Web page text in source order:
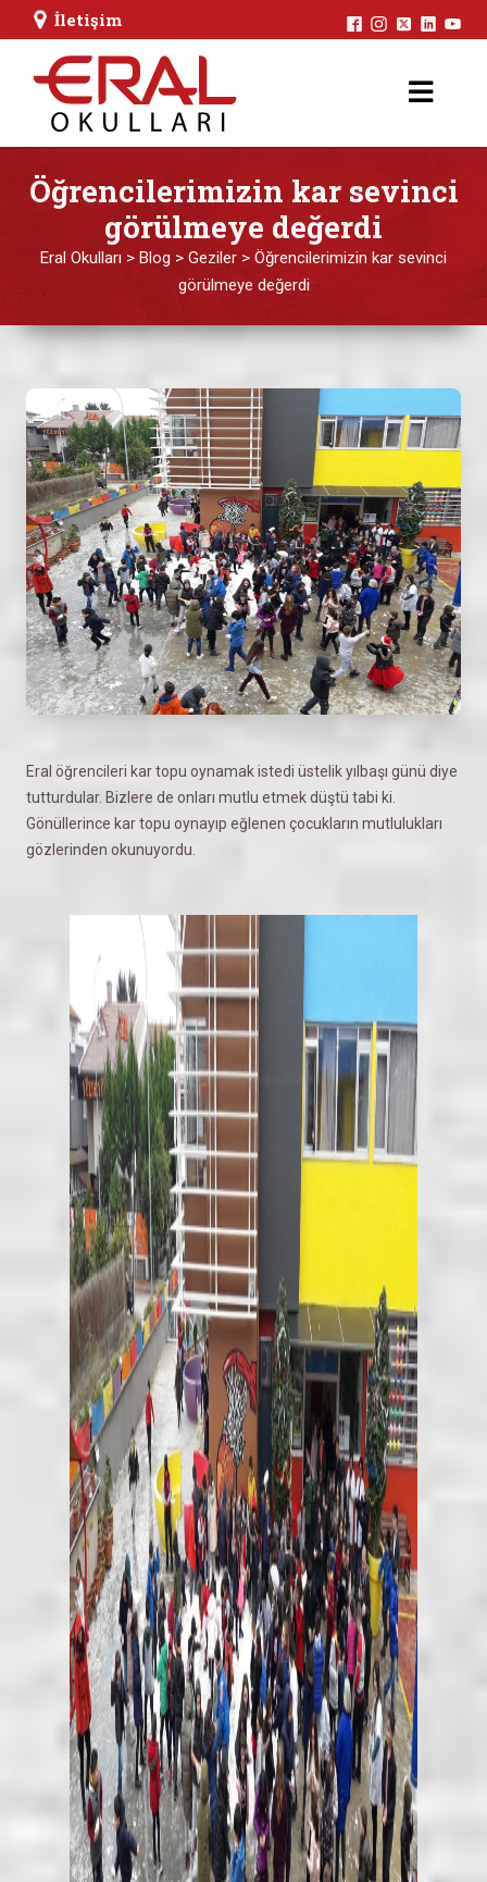
İletişim
Öğrencilerimizin kar sevinci
görülmeye değerdi
Eral Okulları > Blog > Geziler > Öğrencilerimizin kar sevinci
görülmeye değerdi
Eral öğrencileri kar topu oynamak istedi üstelik yılbaşı günü diye
tutturdular. Bizlere de onları mutlu etmek düştü tabi ki.
Gönüllerince kar topu oynayıp eğlenen çocukların mutlulukları
gözlerinden okunuyordu.